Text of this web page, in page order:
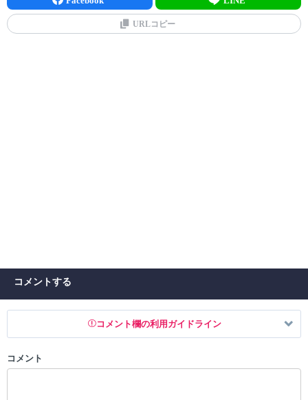
URLコピー
コメントする
コメント欄の利用ガイドライン
以下の書き込みを禁止とし、場合によってはコメント削除や書き込み制
コメント